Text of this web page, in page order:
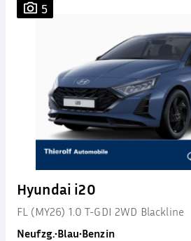
5
Hyundai i20
FL (MY26) 1.0 T-GDI 2WD Blackline
Neufzg.•Blau•Benzin